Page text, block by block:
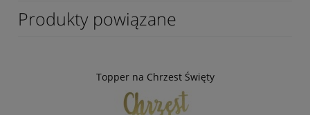
Produkty powiązane
Topper na Chrzest Święty